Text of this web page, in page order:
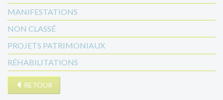
MANIFESTATIONS
NON CLASSÉ
PROJETS PATRIMONIAUX
RÉHABILITATIONS
RETOUR